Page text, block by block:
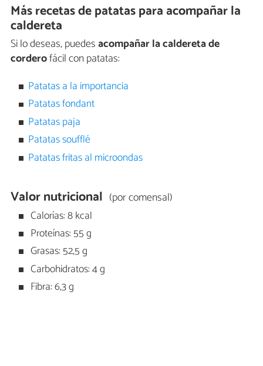
Más recetas de patatas para acompañar la
caldereta
Si lo deseas, puedesacompañar la caldereta de
corderofácil con patatas:
Patatas a la importancia
Patatas fondant
Patatas paja
Patatas soufflé
Patatas fritas al microondas
Valor nutricional (por comensal)
Calorías: 8 kcal
Proteínas: 55 g
Grasas: 52,5 g
Carbohidratos: 4 g
Fibra: 6,3 g